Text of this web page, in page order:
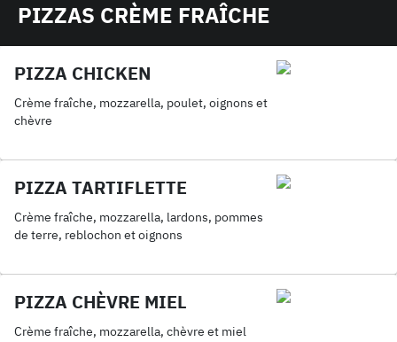
PIZZAS CRÈME FRAÎCHE
PIZZA CHICKEN
Crème fraîche, mozzarella, poulet, oignons et
chèvre
PIZZA TARTIFLETTE
Crème fraîche, mozzarella, lardons, pommes
de terre, reblochon et oignons
PIZZA CHÈVRE MIEL
Crème fraîche, mozzarella, chèvre et miel